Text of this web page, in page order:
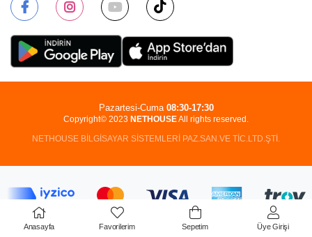
Copyright© 2023 NETHOUSEAll rights reserved.
NETHOUSE BİLGİSAYAR SİSTEMLERİ PAZ.SAN.VE TİC.LTD.ŞTİ.
Pazartesi-Cuma 08:30-17:30
Anasayfa Favorilerim Sepetim Üye Girişi